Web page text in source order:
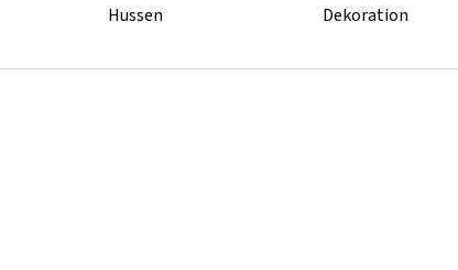
Hussen
Dekoration